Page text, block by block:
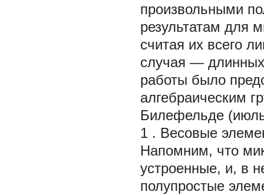
произвольными
результатам для
считая их всего
случая —
работы было
алгебраическим
Билефельде
1 . Весовые
Напомним, что
устроенные, и, в
полупростые